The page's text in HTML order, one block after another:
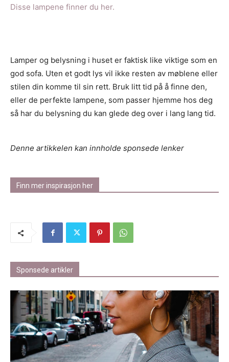
Disse lampene finner du her.
Lamper og belysning i huset er faktisk like viktige som en
god sofa. Uten et godt lys vil ikke resten av møblene eller
stilen din komme til sin rett. Bruk litt tid på å finne den,
eller de perfekte lampene, som passer hjemme hos deg
så har du belysning du kan glede deg over i lang lang tid.
Denne artikkelen kan innholde sponsede lenker
Finn mer inspirasjon her
Sponsede artikler